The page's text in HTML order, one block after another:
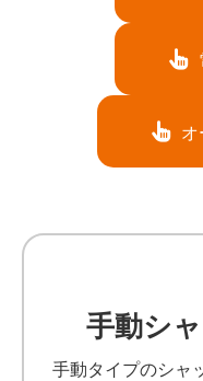
手動シ
手動タイプのシャ